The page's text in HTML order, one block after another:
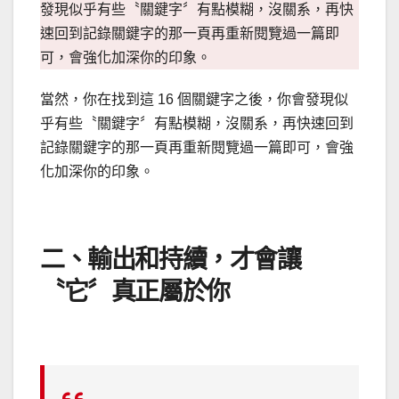
發現似乎有些〝關鍵字〞有點模糊，沒關系，再快
速回到記錄關鍵字的那一頁再重新閱覽過一篇即
可，會強化加深你的印象。
當然，你在找到這 16 個關鍵字之後，你會發現似
乎有些〝關鍵字〞有點模糊，沒關系，再快速回到
記錄關鍵字的那一頁再重新閱覽過一篇即可，會強
化加深你的印象。
二、輸出和持續，才會讓
〝它〞真正屬於你